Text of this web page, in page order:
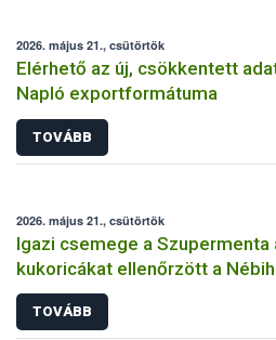
2026. május 21., csütörtök
Elérhető az új, csökkentett
Napló exportformátuma
TOVÁBB
2026. május 21., csütörtök
Igazi csemege a Szupermenta
kukoricákat ellenőrzött a Nébih
TOVÁBB